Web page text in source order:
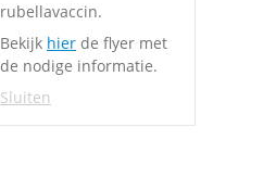
rubellavaccin.
Bekijk hier de flyer met
de nodige informatie.
Sluiten